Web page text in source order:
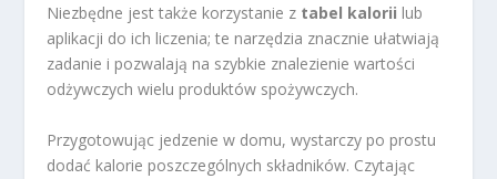
Niezbędne jest także korzystanie z tabel kalorii lub
aplikacji do ich liczenia; te narzędzia znacznie ułatwiają
zadanie i pozwalają na szybkie znalezienie wartości
odżywczych wielu produktów spożywczych.
Przygotowując jedzenie w domu, wystarczy po prostu
dodać kalorie poszczególnych składników. Czytając